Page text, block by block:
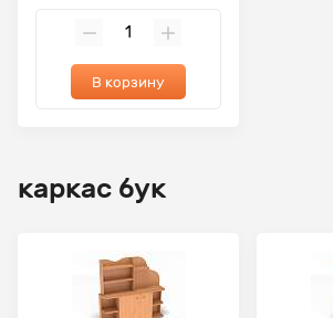
В корзину
каркас бук